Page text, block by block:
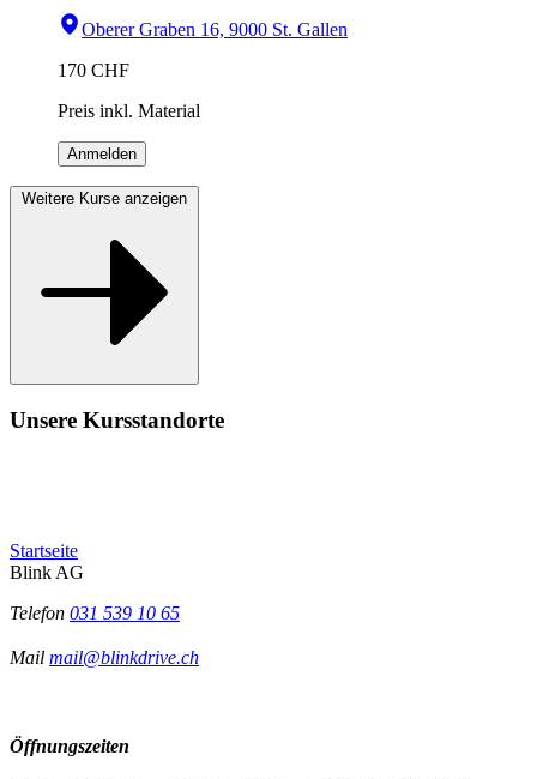
Oberer Graben 16, 9000 St. Gallen
170 CHF
Preis inkl. Material
Anmelden
Weitere Kurse anzeigen
Unsere Kursstandorte
Startseite
Blink AG
Telefon 031 539 10 65
Mail mail@blinkdrive.ch
Öffnungszeiten